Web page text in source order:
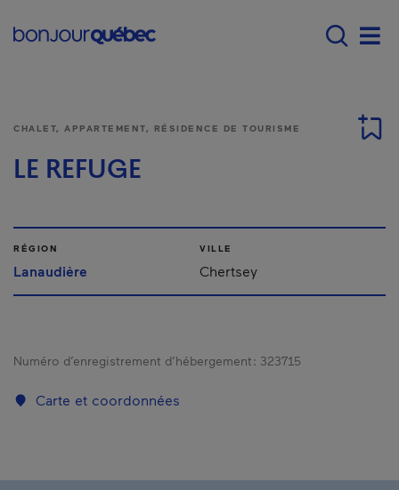
Main navigation -
CHALET, APPARTEMENT, RÉSIDENCE DE TOURISME
LE REFUGE
RÉGION
Lanaudière
VILLE
Chertsey
Numéro d’enregistrement d’hébergement : 323715
Carte et coordonnées